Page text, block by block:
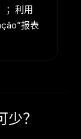
；利用
报表
？